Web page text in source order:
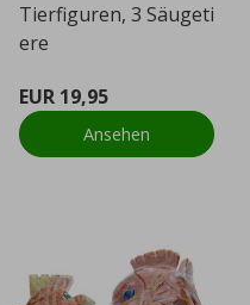
Tierfiguren, 3 Säugeti
ere
EUR 19,95
Ansehen